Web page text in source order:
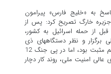
به «خلیج فارس» پیرامون
خارگ تصریح کرد: پس از
از حمله اسرائیل به کشور،
برگزار و نظر دستگاههای ذی
مدخل از نفت تا نهادهای امنیتی هم مثبت بود، اما در پی جنگ 12
امنیت ملی، روند کار دچار